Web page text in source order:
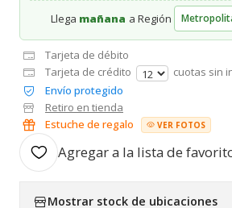
Llega mañana a Región
Tarjeta de débito
Tarjeta de crédito
cuotas sin
Envío protegido
Retiro en tienda
Estuche de regalo
VER FOTOS
Agregar a la lista de
Mostrar stock de ubicaciones